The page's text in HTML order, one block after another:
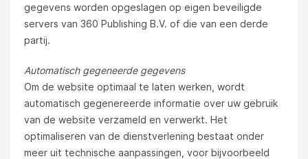
gegevens worden opgeslagen op eigen beveiligde
servers van 360 Publishing B.V. of die van een derde
partij.
Automatisch gegeneerde gegevens
Om de website optimaal te laten werken, wordt
automatisch gegenereerde informatie over uw gebruik
van de website verzameld en verwerkt. Het
optimaliseren van de dienstverlening bestaat onder
meer uit technische aanpassingen, voor bijvoorbeeld